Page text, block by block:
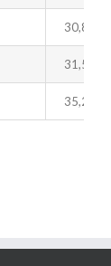
30,80
31,57
35,20